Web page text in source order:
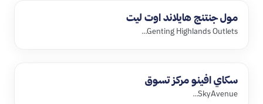
مول جنتنج هايلاند اوت ليت
Genting Highlands Outlets…
سكاي افينو مركز تسوق
SkyAvenue…